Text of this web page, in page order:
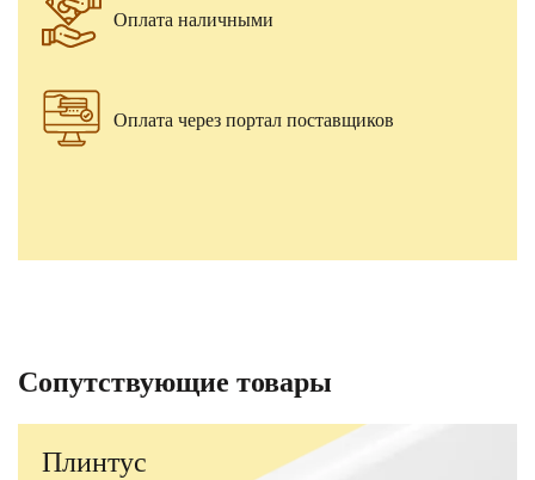
Оплата наличными
Оплата через портал поставщиков
Сопутствующие товары
Плинтус